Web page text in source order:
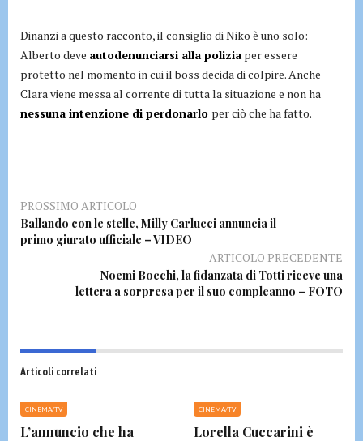
Dinanzi a questo racconto, il consiglio di Niko è uno solo:
Alberto deve autodenunciarsi alla polizia per essere
protetto nel momento in cui il boss decida di colpire. Anche
Clara viene messa al corrente di tutta la situazione e non ha
nessuna intenzione di perdonarlo per ciò che ha fatto.
PROSSIMO ARTICOLO
Ballando con le stelle, Milly Carlucci annuncia il
primo giurato ufficiale – VIDEO
ARTICOLO PRECEDENTE
Noemi Bocchi, la fidanzata di Totti riceve una
lettera a sorpresa per il suo compleanno – FOTO
Articoli correlati
CINEMA/TV
L’annuncio che ha
CINEMA/TV
Lorella Cuccarini è